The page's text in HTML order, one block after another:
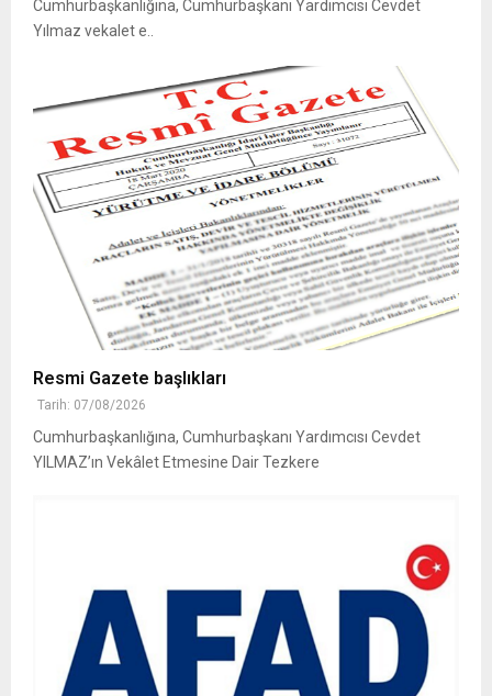
Cumhurbaşkanlığına, Cumhurbaşkanı Yardımcısı Cevdet
Yılmaz vekalet e..
Resmi Gazete başlıkları
Tarih: 07/08/2026
Cumhurbaşkanlığına, Cumhurbaşkanı Yardımcısı Cevdet
YILMAZ’ın Vekâlet Etmesine Dair Tezkere